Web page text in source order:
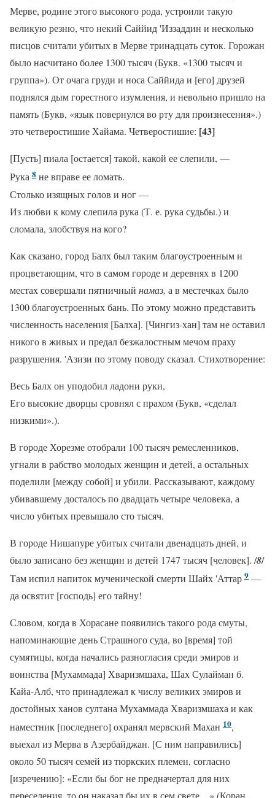
Мерве, родине этого высокого рода, устроили такую
великую резню, что некий Саййид 'Иззаддин и несколько
писцов считали убитых в Мерве тринадцать суток. Горожан
было насчитано более 1300 тысяч (Букв. «1300 тысяч и
группа»). От очага груди и носа Саййида и [его] друзей
поднялся дым горестного изумления, и невольно пришло на
память (Букв, «язык повернулся во рту для произнесения».)
это четверостишие Хайама. Четверостишие: [43]
[Пусть] пиала [остается] такой, какой ее слепили, —
Рука 8 не вправе ее ломать.
Столько изящных голов и ног —
Из любви к кому слепила рука (Т. е. рука судьбы.) и
сломала, злобствуя на кого?
Как сказано, город Балх был таким благоустроенным и
процветающим, что в самом городе и деревнях в 1200
местах совершали пятничный намаз, а в местечках было
1300 благоустроенных бань. По этому можно представить
численность населения [Балха]. [Чингиз-хан] там не оставил
никого в живых и предал безжалостным мечом праху
разрушения. 'Азизи по этому поводу сказал. Стихотворение:
Весь Балх он уподобил ладони руки,
Его высокие дворцы сровнял с прахом (Букв, «сделал
низкими».).
В городе Хорезме отобрали 100 тысяч ремесленников,
угнали в рабство молодых женщин и детей, а остальных
поделили [между собой] и убили. Рассказывают, каждому
убивавшему досталось по двадцать четыре человека, а
число убитых превышало сто тысяч.
В городе Нишапуре убитых считали двенадцать дней, и
было записано без женщин и детей 1747 тысяч [человек]. /8/
Там испил напиток мученической смерти Шайх 'Аттар 9 —
да освятит [господь] его тайну!
Словом, когда в Хорасане появились такого рода смуты,
напоминающие день Страшного суда, во [время] той
сумятицы, когда начались разногласия среди эмиров и
воинства [Мухаммада] Хваризмшаха, Шах Сулайман б.
Кайа-Алб, что принадлежал к числу великих эмиров и
достойных ханов султана Мухаммада Хваризмшаха и как
наместник [последнего] охранял мервский Махан 10,
выехал из Мерва в Азербайджан. [С ним направились]
около 50 тысяч семей из тюркских племен, согласно
[изречению]: «Если бы бог не предначертал для них
переселения, то он наказал бы их в сем свете…» (Коран,